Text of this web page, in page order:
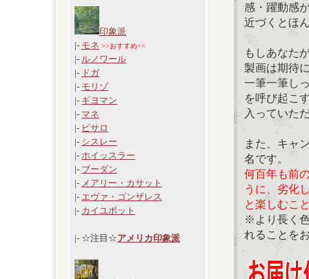
印象派
|- モネ >>おすすめ<<
|- ルノワール
|- ドガ
|- モリゾ
|- ギヨマン
|- マネ
|- ピサロ
|- シスレー
|- ホイッスラー
|- ブーダン
|- メアリー・カサット
|- エヴァ・ゴンザレス
|- カイユボット
|- ☆注目☆アメリカ印象派
感・躍動感
近づくとほ
もしあなた
製画は期待
一筆一筆し
を呼び起こ
入っていた
また、キャ
名です。
何百年も前
うに、劣化
と楽しむこ
※より長く
れることを